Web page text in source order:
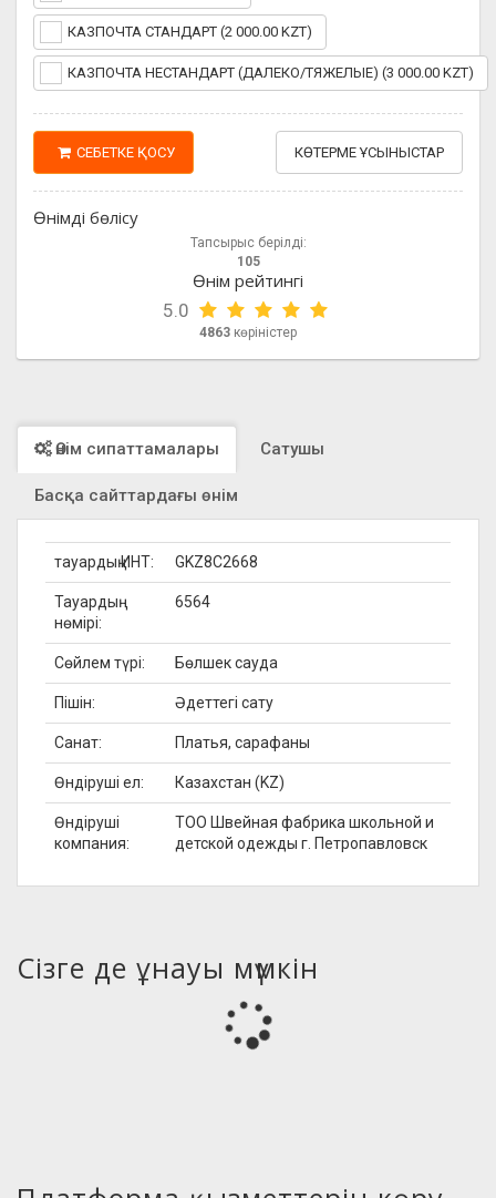
КАЗПОЧТА СТАНДАРТ (2 000.00 KZT)
КАЗПОЧТА НЕСТАНДАРТ (ДАЛЕКО/ТЯЖЕЛЫЕ) (3 000.00 KZT)
СЕБЕТКЕ ҚОСУ КӨТЕРМЕ ҰСЫНЫСТАР
Өнімді бөлісу
Тапсырыс берілді:
105
Өнім рейтингі
5.0
4863 көріністер
Өнім сипаттамалары Сатушы
Басқа сайттардағы өнім
тауардың ИНТ: GKZ8C2668
Тауардың
нөмірі:
6564
Сөйлем түрі: Бөлшек сауда
Пішін: Әдеттегі сату
Санат: Платья, сарафаны
Өндіруші ел: Казахстан (KZ)
Өндіруші
компания:
ТОО Швейная фабрика школьной и
детской одежды г. Петропавловск
Сізге де ұнауы мүмкін